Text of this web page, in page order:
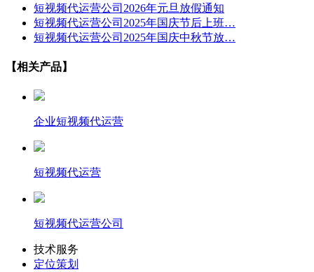
短视频代运营公司2026年元旦放假通知
短视频代运营公司2025年国庆节后上班…
短视频代运营公司2025年国庆中秋节放…
【相关产品】
企业短视频代运营
短视频代运营
短视频代运营公司
技术服务
定位策划